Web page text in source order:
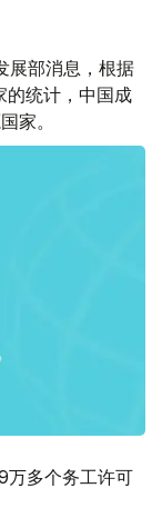
展部消息，根据
的统计，中国成
家。
万多个务工许可